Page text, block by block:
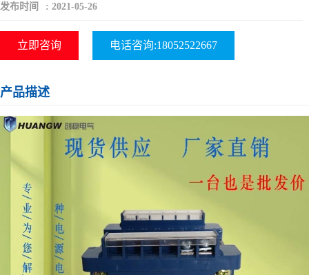
发布时间 : 2021-05-26
立即咨询 电话咨询:18052522667
产品描述